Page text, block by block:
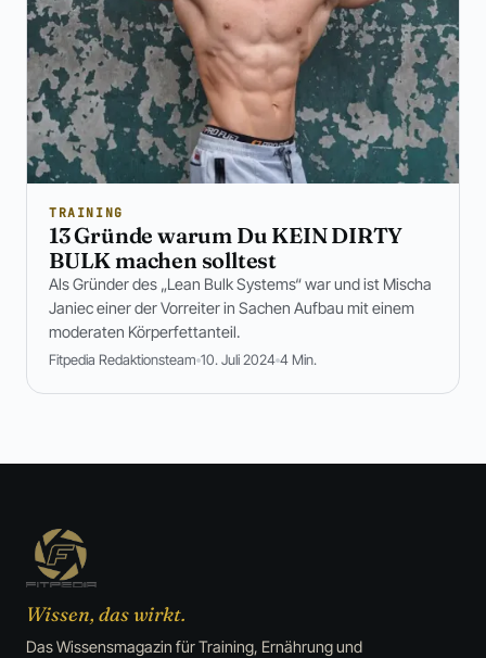
TRAINING
13 Gründe warum Du KEIN DIRTY
BULK machen solltest
Als Gründer des „Lean Bulk Systems“ war und ist Mischa
Janiec einer der Vorreiter in Sachen Aufbau mit einem
moderaten Körperfettanteil.
Fitpedia Redaktionsteam 10. Juli 2024 4 Min.
Wissen, das wirkt.
Das Wissensmagazin für Training, Ernährung und